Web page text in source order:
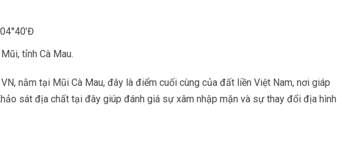
tỉnh Cà Mau.
nằm tại Mũi Cà Mau, đây là điểm cuối cùng của đất liền Việt Nam, nơi giáp
sát địa chất tại đây giúp đánh giá sự xâm nhập mặn và sự thay đổi địa hình